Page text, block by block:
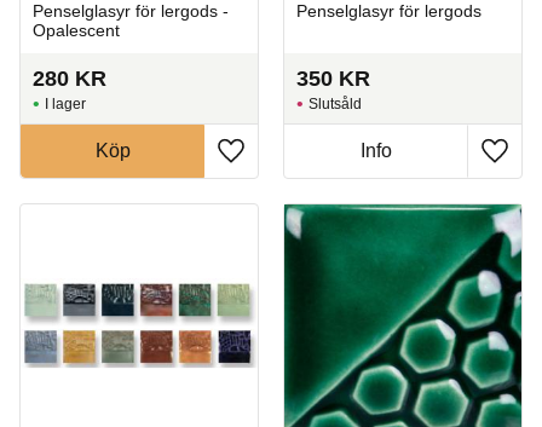
Penselglasyr för lergods -
Opalescent
280 KR
Lägg till i favoriter
I lager
Köp
Penselglasyr för lergods
350 KR
Lägg
Slutsåld
Info